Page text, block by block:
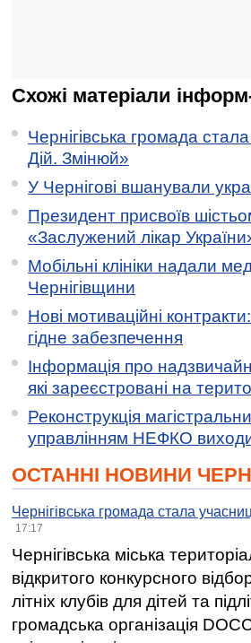
Схожі матеріали
Чернігівська громада
Дій. Змінюй»
У Чернігові вшанували
Президент присвоїв
«Заслужений лікар
Мобільні клініки надали
Чернігівщини
Нові мотиваційні
гідне забезпечення
Інформація про
які зареєстровані на
Реконструкція
управлінням НЕФКО
ОСТАННІ НОВИНИ
Чернігівська громада стала
17:17
Чернігівська міська
відкритого конкурсного
літніх клубів для дітей та
громадська організація